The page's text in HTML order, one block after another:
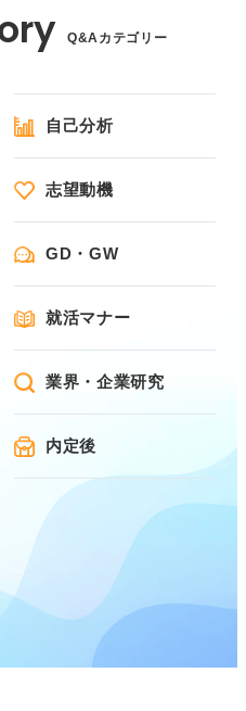
Q&Aカテゴリー
自己分析
志望動機
GD・GW
就活マナー
業界・企業研究
内定後